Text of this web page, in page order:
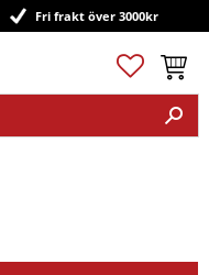
Fri frakt över 3000kr
Favoriter